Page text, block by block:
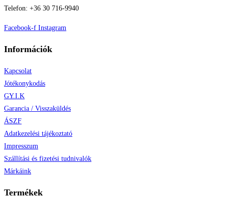
Telefon: +36 30 716-9940
Facebook-f Instagram
Információk
Kapcsolat
Jótékonykodás
GY.I.K
Garancia / Visszaküldés
ÁSZF
Adatkezelési tájékoztató
Impresszum
Szállítási és fizetési tudnivalók
Márkáink
Termékek